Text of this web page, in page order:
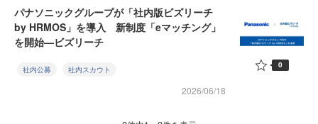
パナソニックグループが「社内版ビズリーチ
by HRMOS」を導入 新制度「eマッチング」
を開始—ビズリーチ
社内公募 社内スカウト
2026/06/18
0